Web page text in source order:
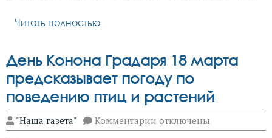
власти
Читать полностью
День Конона Градаря 18 марта
предсказывает погоду по
поведению птиц и растений
"Наша газета" Комментарии к
записи
отключены